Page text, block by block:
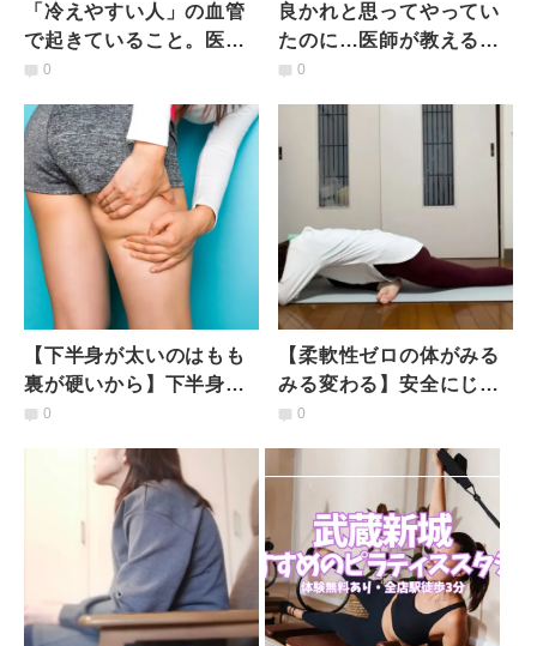
「冷えやすい人」の血管
で起きていること。医師
が解説する〈血流と習慣
0
良かれと思ってやってい
たのに…医師が教える
「逆効果な食事制限」と
0
【下半身が太いのはもも
裏が硬いから】下半身が
自然と痩せる！もも裏ス
0
【柔軟性ゼロの体がみる
みる変わる】安全にじっ
くり整える「陰ヨガ」で
に！
0